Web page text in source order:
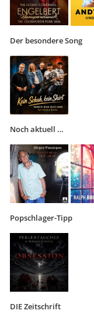
Der besondere Song
Noch aktuell …
Popschlager-Tipp
DIE Zeitschrift